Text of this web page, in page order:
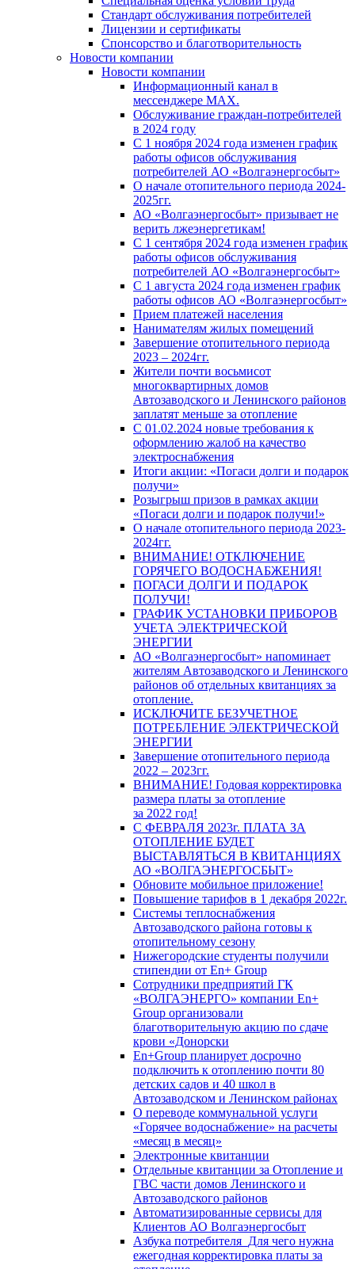
Стандарт обслуживания потребителей
Лицензии и сертификаты
Спонсорство и благотворительность
Новости компании
Новости компании
Информационный канал в
мессенджере MAX.
Обслуживание граждан-потребителей
в 2024 году
С 1 ноября 2024 года изменен график
работы офисов обслуживания
потребителей АО «Волгаэнергосбыт»
О начале отопительного периода 2024-
2025гг.
АО «Волгаэнергосбыт» призывает не
верить лжеэнергетикам!
С 1 сентября 2024 года изменен график
работы офисов обслуживания
потребителей АО «Волгаэнергосбыт»
С 1 августа 2024 года изменен график
работы офисов АО «Волгаэнергосбыт»
Прием платежей населения
Нанимателям жилых помещений
Завершение отопительного периода
2023 – 2024гг.
Жители почти восьмисот
многоквартирных домов
Автозаводского и Ленинского районов
заплатят меньше за отопление
С 01.02.2024 новые требования к
оформлению жалоб на качество
электроснабжения
Итоги акции: «Погаси долги и подарок
получи»
Розыгрыш призов в рамках акции
«Погаси долги и подарок получи!»
О начале отопительного периода 2023-
2024гг.
ВНИМАНИЕ! ОТКЛЮЧЕНИЕ
ГОРЯЧЕГО ВОДОСНАБЖЕНИЯ!
ПОГАСИ ДОЛГИ И ПОДАРОК
ПОЛУЧИ!
ГРАФИК УСТАНОВКИ ПРИБОРОВ
УЧЕТА ЭЛЕКТРИЧЕСКОЙ
ЭНЕРГИИ
АО «Волгаэнергосбыт» напоминает
жителям Автозаводского и Ленинского
районов об отдельных квитанциях за
отопление.
ИСКЛЮЧИТЕ БЕЗУЧЕТНОЕ
ПОТРЕБЛЕНИЕ ЭЛЕКТРИЧЕСКОЙ
ЭНЕРГИИ
Завершение отопительного периода
2022 – 2023гг.
ВНИМАНИЕ! Годовая корректировка
размера платы за отопление
за 2022 год!
С ФЕВРАЛЯ 2023г. ПЛАТА ЗА
ОТОПЛЕНИЕ БУДЕТ
ВЫСТАВЛЯТЬСЯ В КВИТАНЦИЯХ
АО «ВОЛГАЭНЕРГОСБЫТ»
Обновите мобильное приложение!
Повышение тарифов в 1 декабря 2022г.
Системы теплоснабжения
Автозаводского района готовы к
отопительному сезону
Нижегородские студенты получили
стипендии от En+ Group
Сотрудники предприятий ГК
«ВОЛГАЭНЕРГО» компании En+
Group организовали
благотворительную акцию по сдаче
крови «Донорски
En+Group планирует досрочно
подключить к отоплению почти 80
детских садов и 40 школ в
Автозаводском и Ленинском районах
О переводе коммунальной услуги
«Горячее водоснабжение» на расчеты
«месяц в месяц»
Электронные квитанции
Отдельные квитанции за Отопление и
ГВС части домов Ленинского и
Автозаводского районов
Автоматизированные сервисы для
Клиентов АО Волгаэнергосбыт
Азбука потребителя_Для чего нужна
ежегодная корректировка платы за